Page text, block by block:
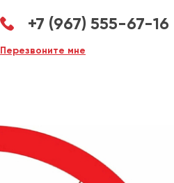
+7 (967) 555-67-16
Перезвоните мне